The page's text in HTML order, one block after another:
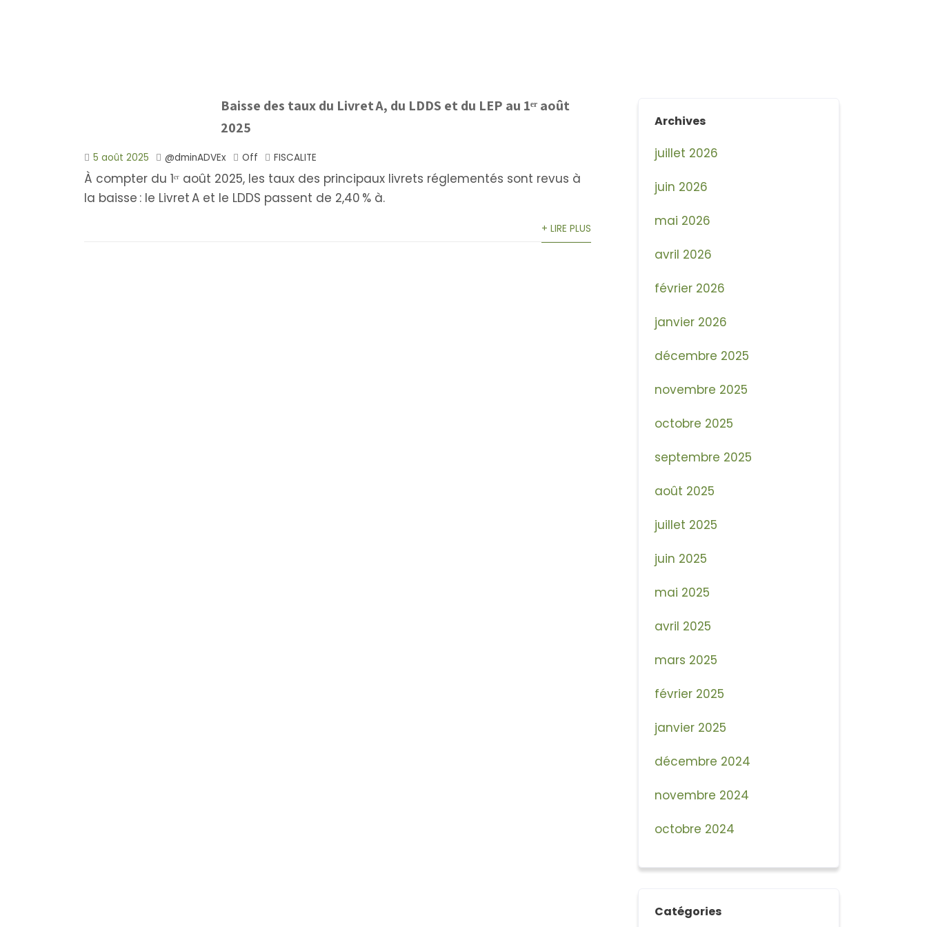
Baisse des taux du Livret A, du LDDS et du LEP au 1ᵉʳ août
2025
5 août 2025 @dminADVEx Off FISCALITE
À compter du 1ᵉʳ août 2025, les taux des principaux livrets réglementés sont revus à
la baisse : le Livret A et le LDDS passent de 2,40 % à.
+ LIRE PLUS
Archives
juillet 2026
juin 2026
mai 2026
avril 2026
février 2026
janvier 2026
décembre 2025
novembre 2025
octobre 2025
septembre 2025
août 2025
juillet 2025
juin 2025
mai 2025
avril 2025
mars 2025
février 2025
janvier 2025
décembre 2024
novembre 2024
octobre 2024
Catégories